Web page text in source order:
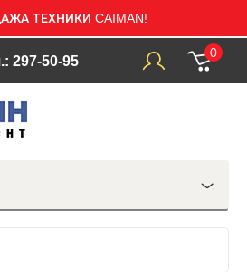
ТЕХНИКИ CAIMAN!
297-50-95
0